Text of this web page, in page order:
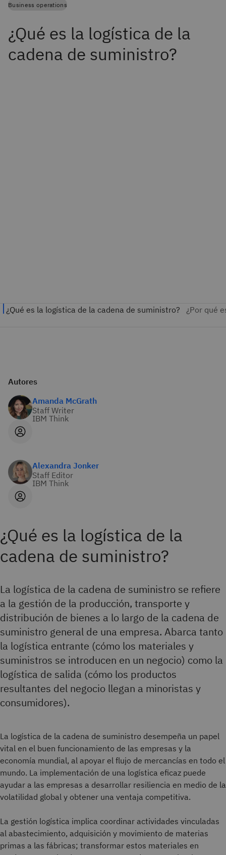
Business operations
¿Qué es la logística de la
cadena de suministro?
Autores
Amanda McGrath
Staff Writer
IBM Think
Alexandra Jonker
Staff Editor
IBM Think
¿Qué es la logística de la
cadena de suministro?
La logística de la cadena de suministro se refiere
a la gestión de la producción, transporte y
distribución de bienes a lo largo de la cadena de
suministro general de una empresa. Abarca tanto
la logística entrante (cómo los materiales y
suministros se introducen en un negocio) como la
logística de salida (cómo los productos
resultantes del negocio llegan a minoristas y
consumidores).
La logística de la cadena de suministro desempeña un papel
vital en el buen funcionamiento de las empresas y la
economía mundial, al apoyar el flujo de mercancías en todo el
mundo. La implementación de una logística eficaz puede
ayudar a las empresas a desarrollar resiliencia en medio de la
volatilidad global y obtener una ventaja competitiva.
La gestión logística implica coordinar actividades vinculadas
al abastecimiento, adquisición y movimiento de materias
primas a las fábricas; transformar estos materiales en